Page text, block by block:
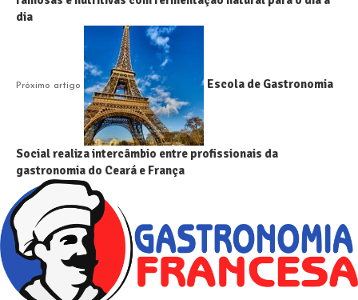
dia
Próximo artigo Escola de Gastronomia
Social realiza intercâmbio entre profissionais da
gastronomia do Ceará e França